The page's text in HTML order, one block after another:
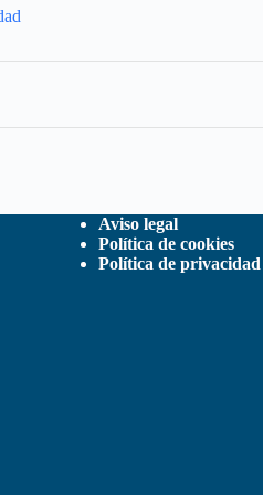
Aviso legal
Política de cookies
Política de privacidad